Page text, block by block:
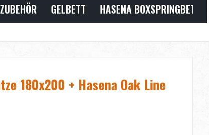
GELBETT HASENA
180x200 + Hasena Oak Line